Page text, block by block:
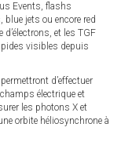
Events, flashs
jets ou encore red
et les TGF
visibles depuis
d’effectuer
électrique et
les photons X et
orbite héliosynchrone à